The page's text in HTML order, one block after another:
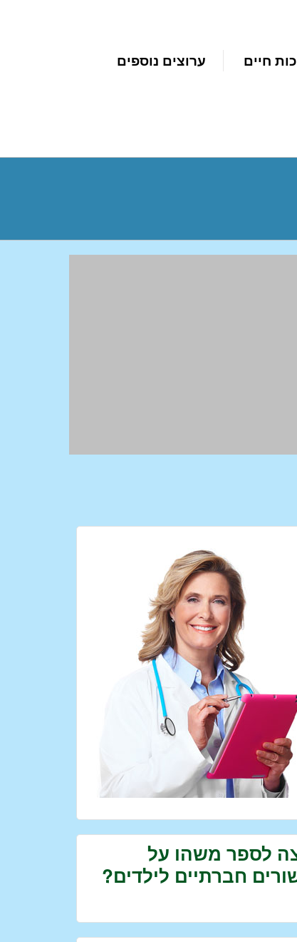
חיים
ערוצים נוספים
לספר משהו על
חברתיים לילדים?